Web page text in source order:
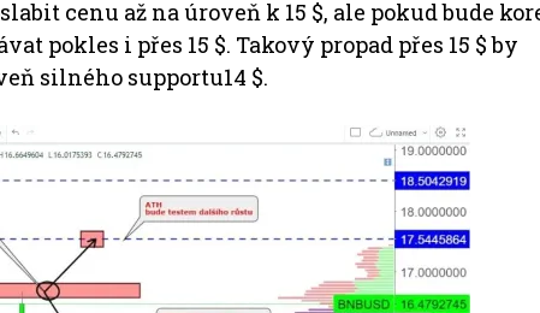
cenu až na úroveň k 15 $, ale pokud bude
pokles i přes 15 $. Takový propad přes 15 $ by
silného supportu14 $.